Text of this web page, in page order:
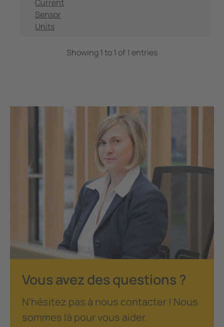
Current
Sensor
Units
Showing 1 to 1 of 1 entries
Vous avez des questions ?
N'hésitez pas à nous contacter ! Nous
sommes là pour vous aider.